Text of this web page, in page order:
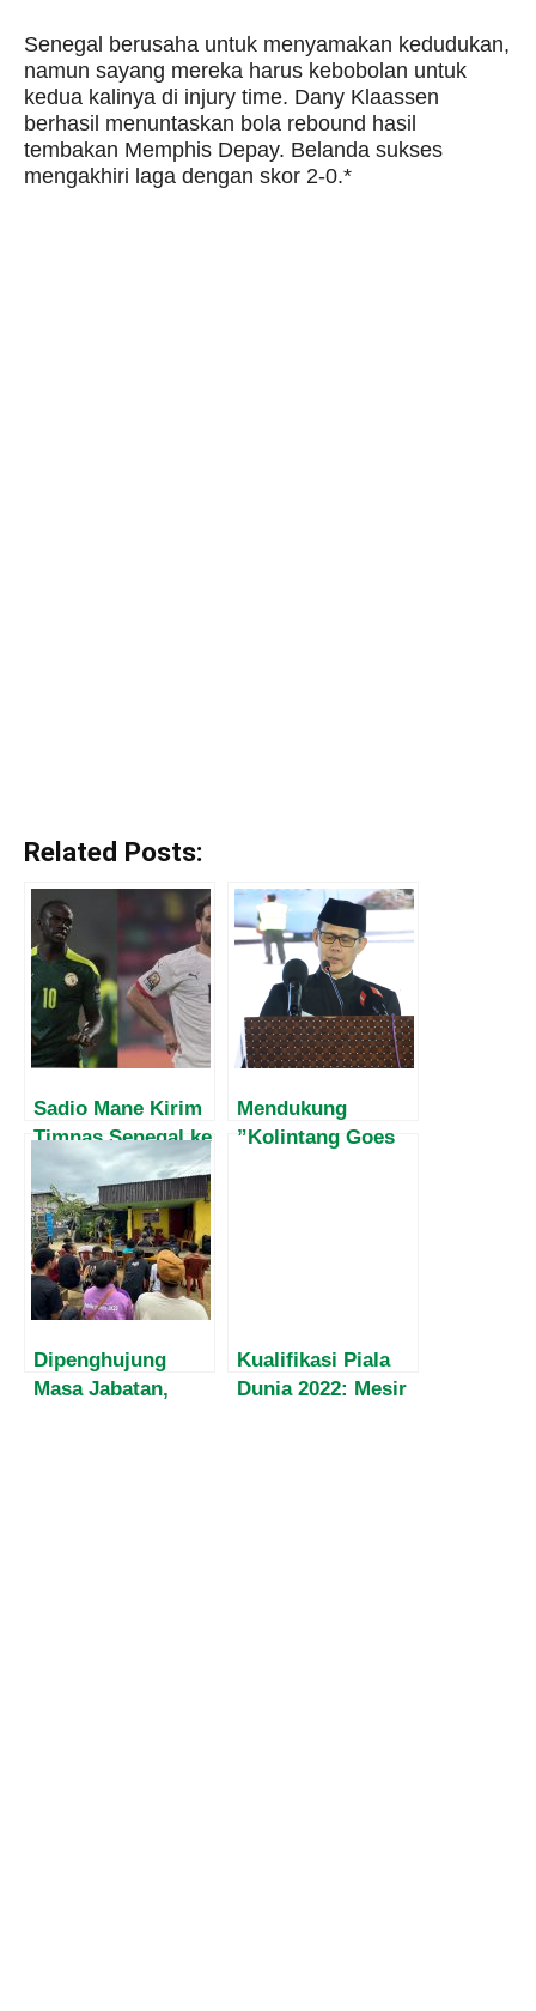
Senegal berusaha untuk menyamakan kedudukan,
namun sayang mereka harus kebobolan untuk
kedua kalinya di injury time. Dany Klaassen
berhasil menuntaskan bola rebound hasil
tembakan Memphis Depay. Belanda sukses
mengakhiri laga dengan skor 2-0.*
Related Posts:
Sadio Mane Kirim
Timnas Senegal ke
Piala Dunia Qatar,
Pupuskan Mimpi
Muhamed Salah
Mendukung
”Kolintang Goes
Dipenghujung
Masa Jabatan,
Kualifikasi Piala
Dunia 2022: Mesir